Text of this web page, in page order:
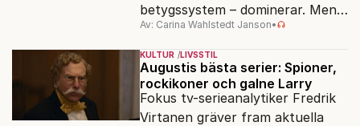
betygssystem – dominerar. Men
vem äger berättelsen om skolan?
Av: Carina Wahlstedt Janson•
KULTUR LIVSSTIL
Augustis bästa serier: Spioner,
rockikoner och galne Larry
Fokus tv-serieanalytiker Fredrik
Virtanen gräver fram aktuella